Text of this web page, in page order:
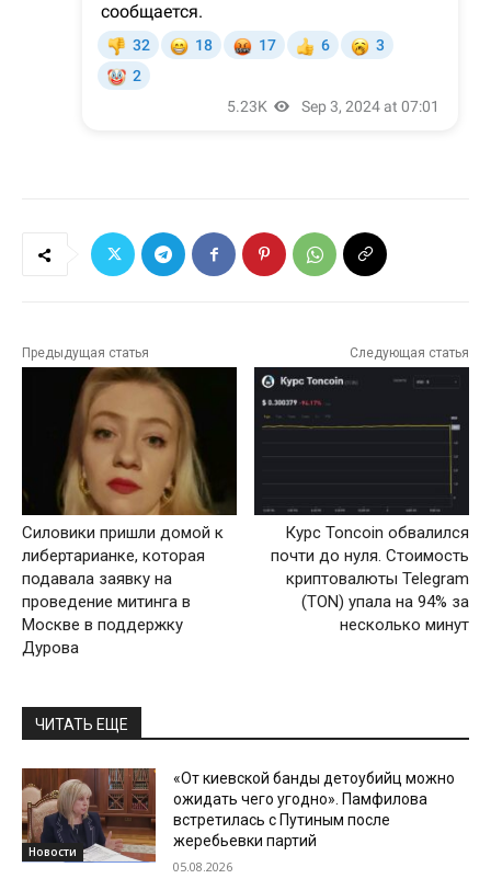
Предыдущая статья
Силовики пришли домой к
либертарианке, которая
подавала заявку на
проведение митинга в
Москве в поддержку
Дурова
Следующая статья
Курс Toncoin обвалился
почти до нуля. Стоимость
криптовалюты Telegram
(TON) упала на 94% за
несколько минут
ЧИТАТЬ ЕЩЕ
Новости
«От киевской банды детоубийц можно
ожидать чего угодно». Памфилова
встретилась с Путиным после
жеребьевки партий
05.08.2026